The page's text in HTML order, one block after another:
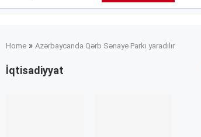
Home » Azərbaycanda Qərb Sənaye Parkı yaradılır
İqtisadiyyat